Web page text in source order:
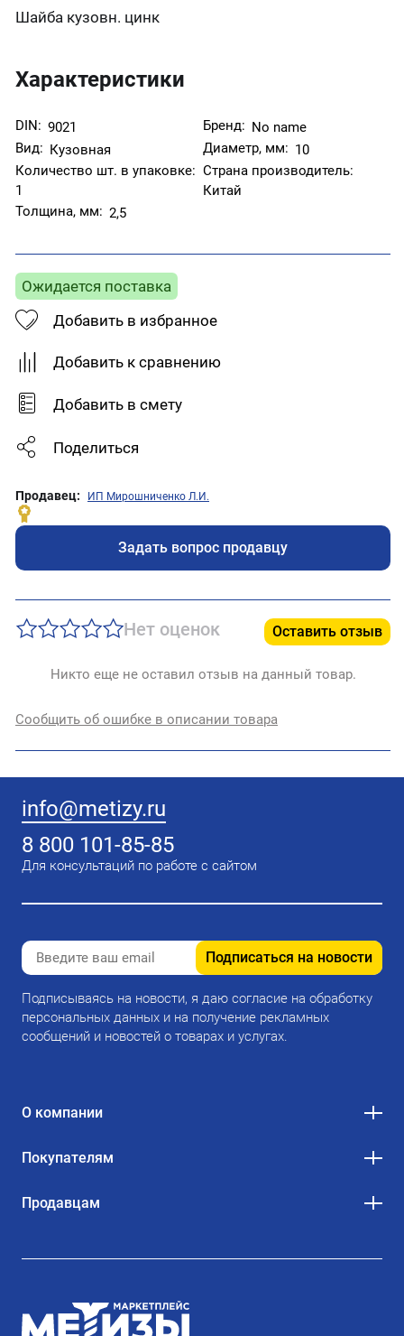
Шайба кузовн. цинк
Характеристики
DIN: 9021 Бренд: No name
Вид: Кузовная Диаметр, мм: 10
Количество шт. в упаковке:
1
Страна производитель:
Китай
Толщина, мм: 2,5
Ожидается поставка
Добавить в избранное
Добавить к сравнению
Добавить в смету
Поделиться
Продавец: ИП Мирошниченко Л.И.
Задать вопрос продавцу
Нет оценок Оставить отзыв
Никто еще не оставил отзыв на данный товар.
Сообщить об ошибке в описании товара
info@metizy.ru
8 800 101-85-85
Для консультаций по работе с сайтом
Подписаться на новости
Подписываясь на новости, я даю согласие на обработку
персональных данных и на получение рекламных
сообщений и новостей о товарах и услугах.
О компании
Покупателям
Продавцам